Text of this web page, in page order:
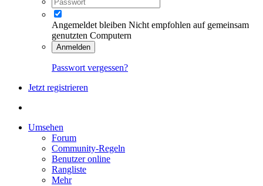
Angemeldet bleiben Nicht empfohlen auf gemeinsam
genutzten Computern
Anmelden
Passwort vergessen?
Jetzt registrieren
Umsehen
Forum
Community-Regeln
Benutzer online
Rangliste
Mehr